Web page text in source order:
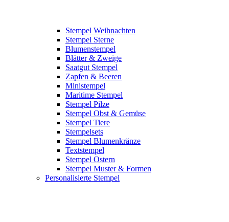
Stempel Weihnachten
Stempel Sterne
Blumenstempel
Blätter & Zweige
Saatgut Stempel
Zapfen & Beeren
Ministempel
Maritime Stempel
Stempel Pilze
Stempel Obst & Gemüse
Stempel Tiere
Stempelsets
Stempel Blumenkränze
Textstempel
Stempel Ostern
Stempel Muster & Formen
Personalisierte Stempel